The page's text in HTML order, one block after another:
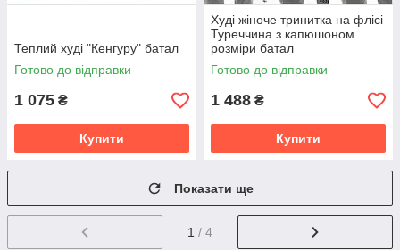
Теплий худі "Кенгуру" батал
Готово до відправки
1 075 ₴
Купити
Худі жіноче тринитка на флісі
Туреччина з капюшоном
розміри батал
Готово до відправки
1 488 ₴
Купити
Показати ще
1 / 4